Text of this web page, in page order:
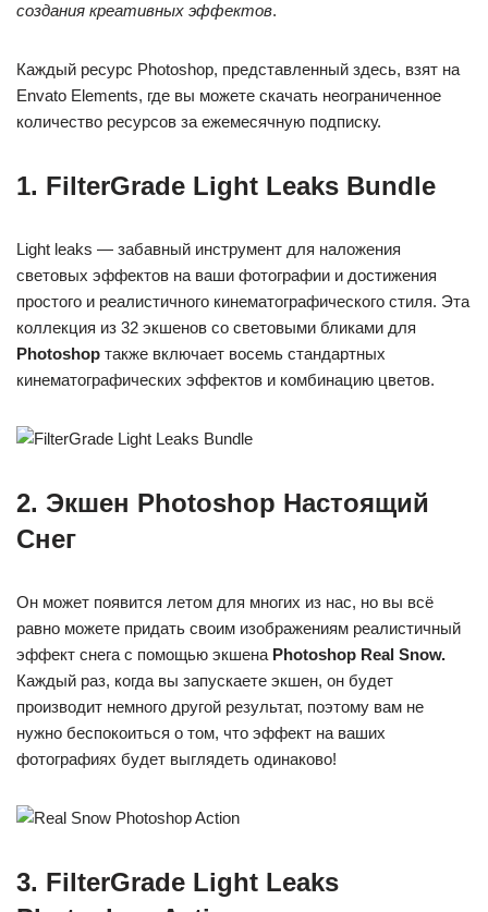
создания креативных эффектов.
Каждый ресурс Photoshop, представленный здесь, взят на
Envato Elements, где вы можете скачать неограниченное
количество ресурсов за ежемесячную подписку.
1. FilterGrade Light Leaks Bundle
Light leaks — забавный инструмент для наложения
световых эффектов на ваши фотографии и достижения
простого и реалистичного кинематографического стиля. Эта
коллекция из 32 экшенов со световыми бликами для
Photoshop также включает восемь стандартных
кинематографических эффектов и комбинацию цветов.
2. Экшен Photoshop Настоящий
Снег
Он может появится летом для многих из нас, но вы всё
равно можете придать своим изображениям реалистичный
эффект снега с помощью экшена Photoshop Real Snow.
Каждый раз, когда вы запускаете экшен, он будет
производит немного другой результат, поэтому вам не
нужно беспокоиться о том, что эффект на ваших
фотографиях будет выглядеть одинаково!
3. FilterGrade Light Leaks